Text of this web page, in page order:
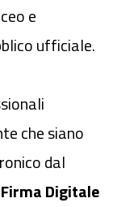
e
ufficiale.
che siano
dal
Firma Digitale